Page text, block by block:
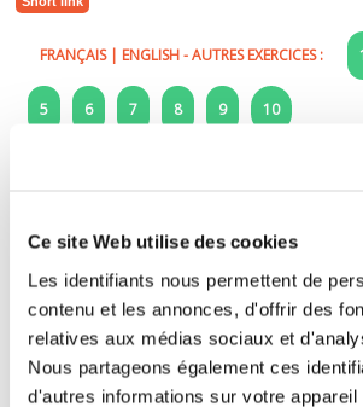
Ce site Web utilise des cookies
Les identifiants nous permettent de
contenu et les annonces, d'offrir des
relatives aux médias sociaux et
Nous partageons également ces
d'autres informations sur votre appareil
FRANÇAIS| ENGLISH- AUTRES EXERCICES :
5 6 7 8 9 10
Slide the words to reconstruct
sentence. (Click-and-
Be careful of the capital letter at the
and the question mark at the end of the